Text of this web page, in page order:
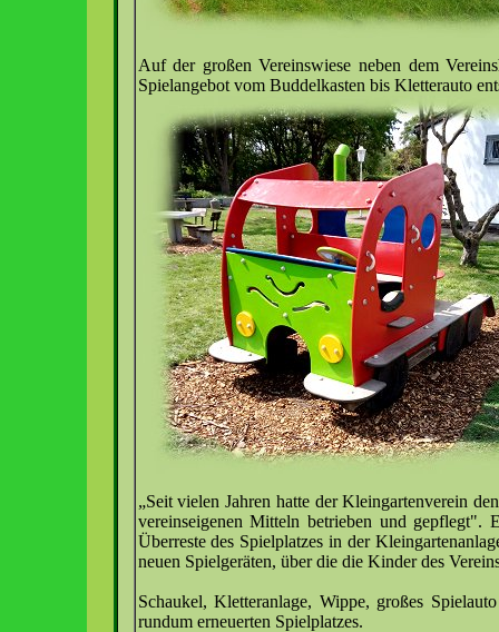
Auf der großen Vereinswiese neben dem
Spielangebot vom Buddelkasten bis Kletterauto
„Seit vielen Jahren hatte der Kleingartenverein
vereinseigenen Mitteln betrieben und
Überreste des Spielplatzes in der
neuen Spielgeräten, über die die Kinder des
Schaukel, Kletteranlage, Wippe, großes
rundum erneuerten Spielplatzes.